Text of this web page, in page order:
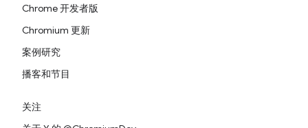
Chrome 开发者版
Chromium 更新
案例研究
播客和节目
关注